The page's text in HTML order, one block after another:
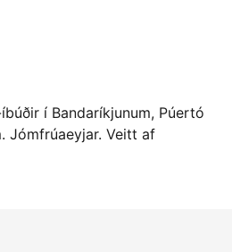
í dag
í Bandaríkjunum, Púertó
Jómfrúaeyjar. Veitt af